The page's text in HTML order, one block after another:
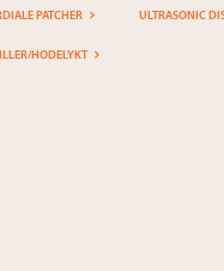
PATCHER
HODELYKT
ULTRASONIC